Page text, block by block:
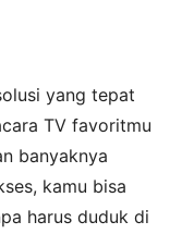
yang tepat
TV favoritmu
banyaknya
kamu bisa
harus duduk di